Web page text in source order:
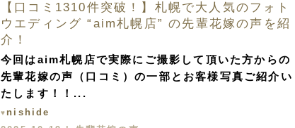
【口コミ1310件突破！】札幌で大人気のフォト
ウエディング “aim札幌店” の先輩花嫁の声を紹
介！
今回はaim札幌店で実際にご撮影して頂いた方からの
先輩花嫁の声（口コミ）の一部とお客様写真ご紹介い
たします！！...
♥ nishide